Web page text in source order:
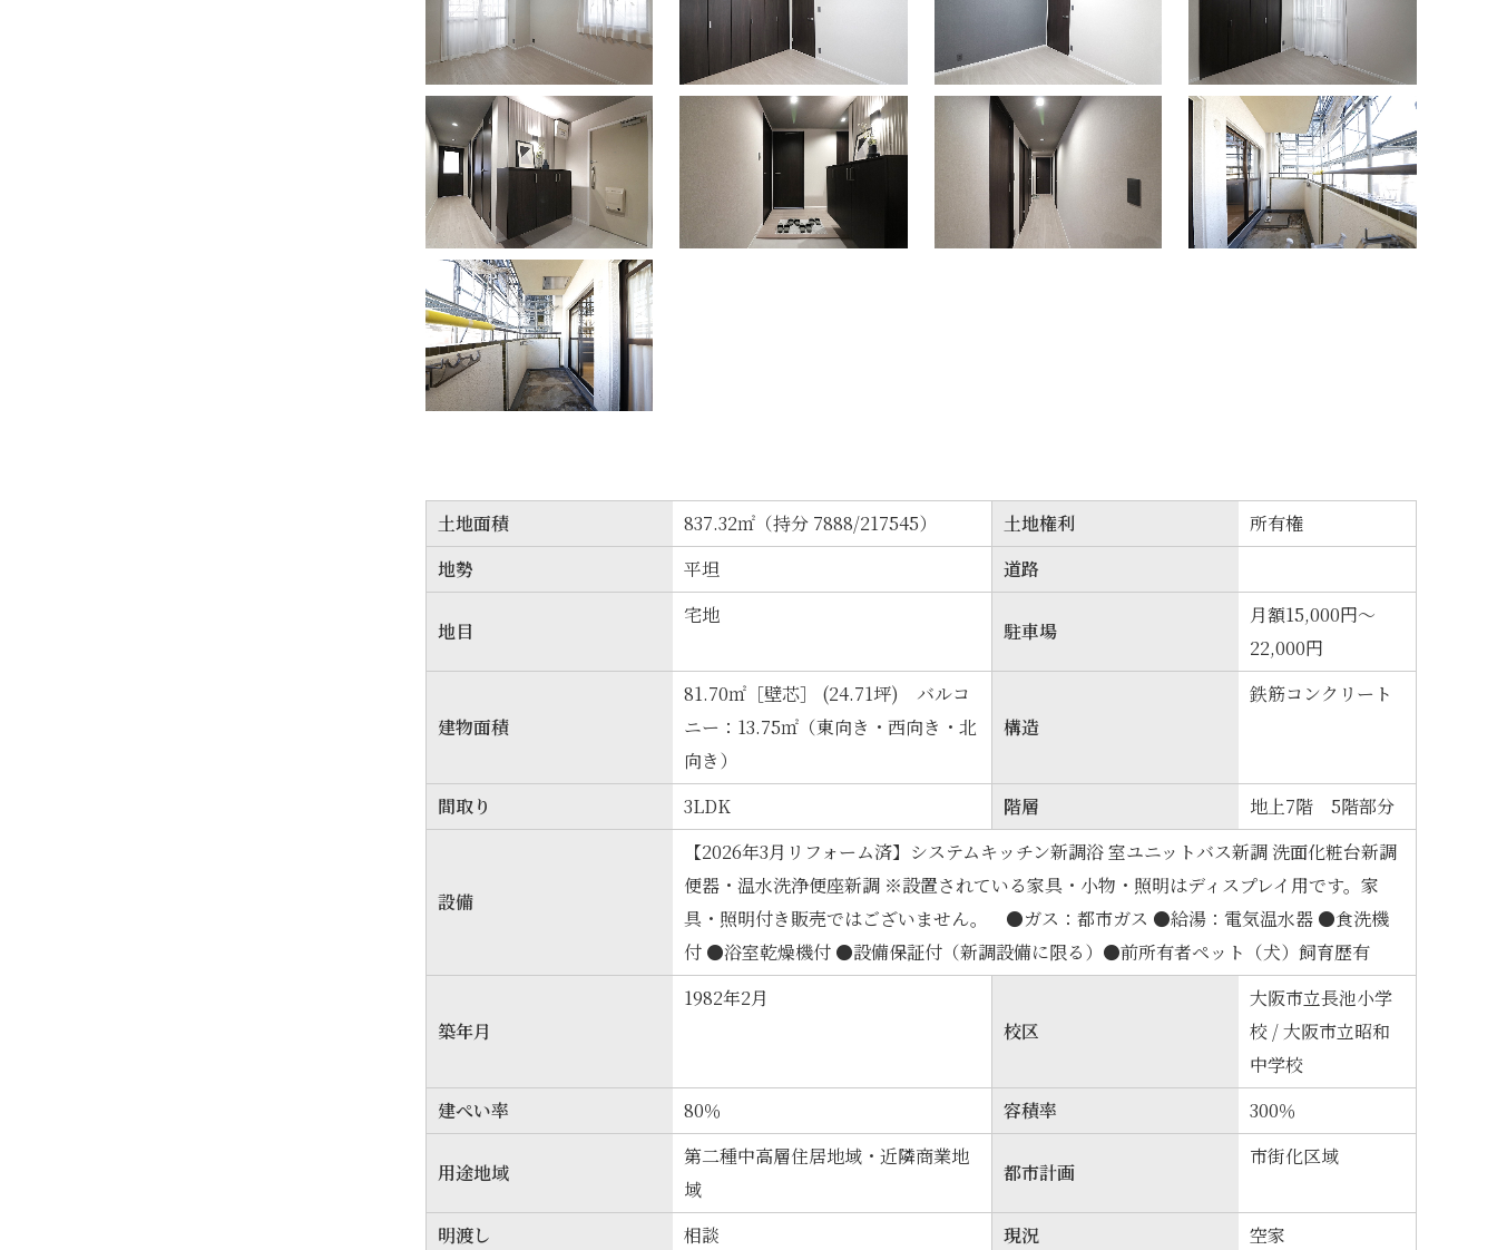
土地面積 837.32㎡（持分 7888/217545） 土地権利
所有権
地勢
平坦 道路
地目
宅地
駐車場
月額15,000円～
22,000円
建物面積
81.70㎡［壁芯］ (24.71坪) バルコ
ニー：13.75㎡（東向き・西向き・北
向き）
構造
鉄筋コンクリート
間取り 3LDK 階層 地上7階 5階部分
設備
【2026年3月リフォーム済】システムキッチン新調浴 室ユニットバス新調 洗面化粧台新調
便器・温水洗浄便座新調 ※設置されている家具・小物・照明はディスプレイ用です。家
具・照明付き販売ではございません。 ●ガス：都市ガス ●給湯：電気温水器 ●食洗機
付 ●浴室乾燥機付 ●設備保証付（新調設備に限る）●前所有者ペット（犬）飼育歴有
築年月
1982年2月
校区
大阪市立長池小学
校 / 大阪市立昭和
中学校
建ぺい率
80％ 容積率 300％
用途地域
第二種中高層住居地域・近隣商業地
域
都市計画
市街化区域
明渡し 相談 現況 空家